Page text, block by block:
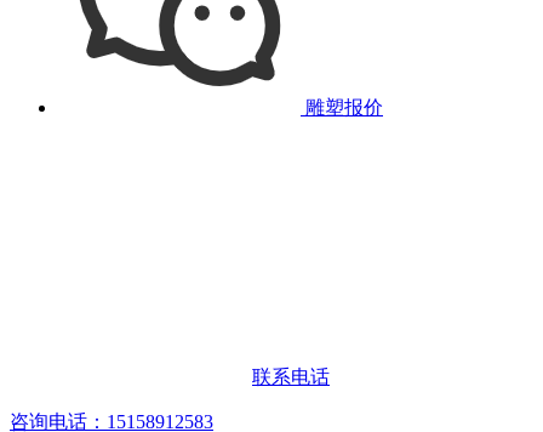
雕塑报价
联系电话
咨询电话：15158912583